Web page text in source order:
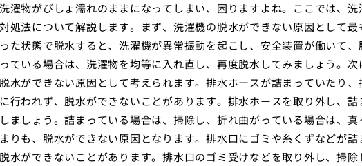
濯物がびしょ濡れのままになってしまい、困りますよね。ここでは、洗
処法について解説します。まず、洗濯機の脱水ができない原因として
た状態で脱水すると、洗濯機が異常振動を起こし、安全装置が働いて、
ている場合は、洗濯物を均等に入れ直し、再度脱水してみましょう。次
水ができない原因として考えられます。排水ホースが詰まっていたり、
行われず、脱水ができないことがあります。排水ホースを取り外し、詰
ましょう。詰まっている場合は、掃除し、折れ曲がっている場合は、真
りも、脱水ができない原因となります。排水口にゴミや糸くずなどが詰
水ができないことがあります。排水口のゴミ受けなどを取り外し、掃除